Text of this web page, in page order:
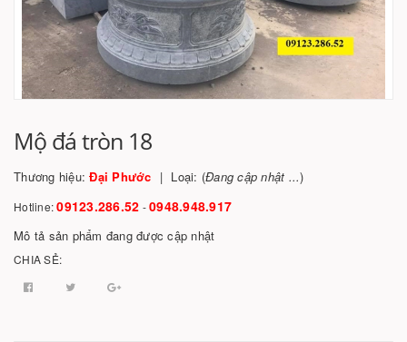
Mộ đá tròn 18
Thương hiệu:Đại Phước Loại: (Đang cập nhật ...)
Hotline:09123.286.52 -0948.948.917
Mô tả sản phẩm đang được cập nhật
CHIA SẺ: